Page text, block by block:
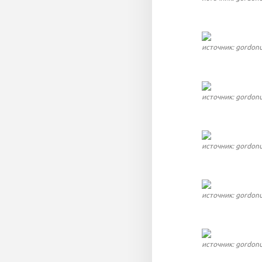
источник:
источник:
источник:
источник:
источник: